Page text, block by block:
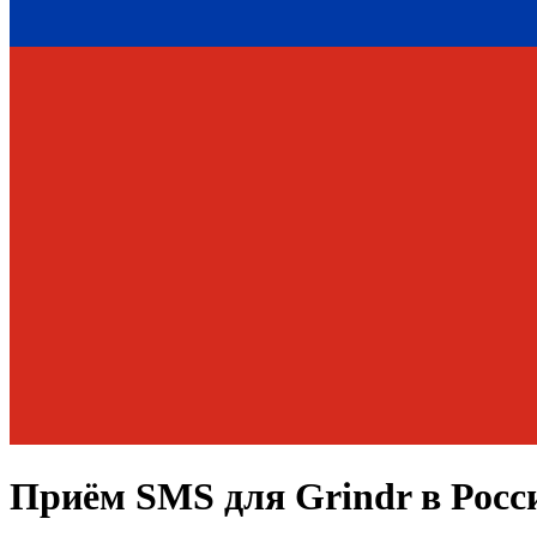
Приём SMS для Grindr в